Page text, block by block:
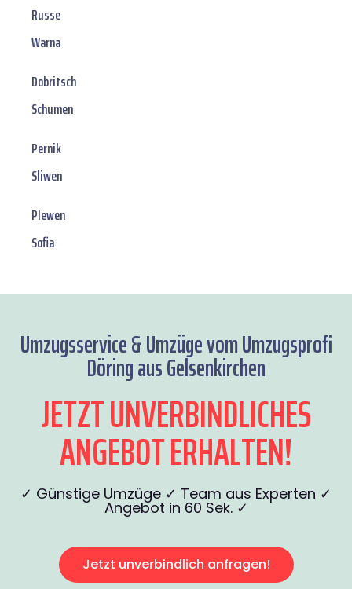
Russe
Warna
Dobritsch
Schumen
Pernik
Sliwen
Plewen
Sofia
Umzugsservice & Umzüge vom Umzugsprofi
Döring aus Gelsenkirchen
JETZT UNVERBINDLICHES
ANGEBOT ERHALTEN!
✓ Günstige Umzüge ✓ Team aus Experten ✓
Angebot in 60 Sek. ✓
Jetzt unverbindlich anfragen!